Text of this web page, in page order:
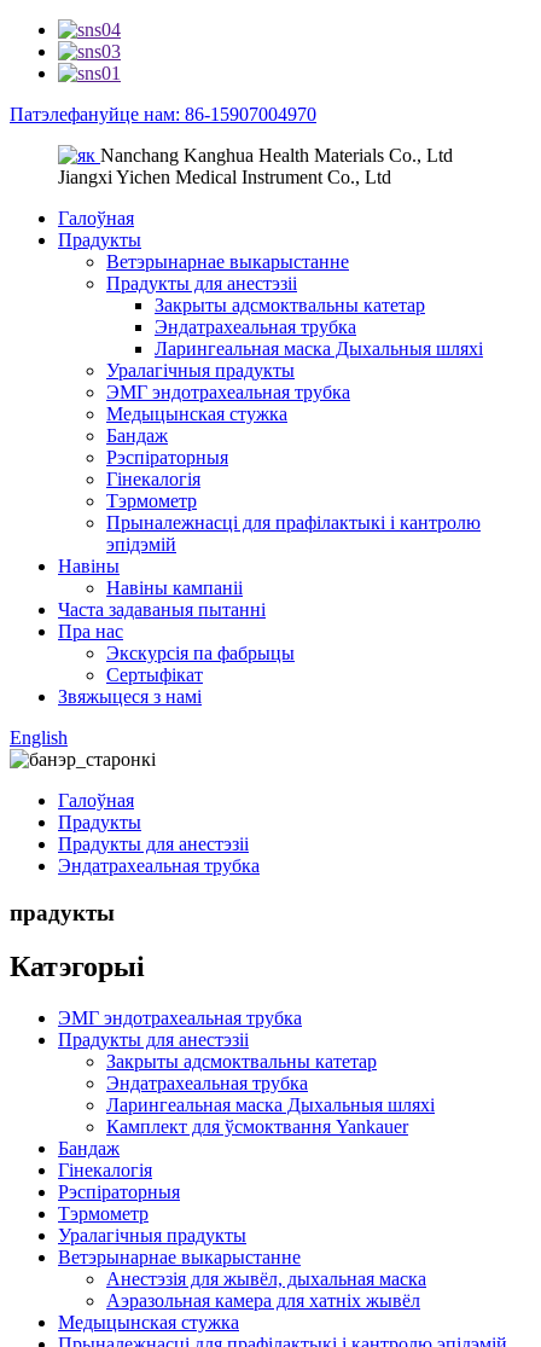
Патэлефануйце нам: 86-15907004970
Nanchang Kanghua Health Materials Co., Ltd
Jiangxi Yichen Medical Instrument Co., Ltd
Галоўная
Прадукты
Ветэрынарнае выкарыстанне
Прадукты для анестэзіі
Закрыты адсмоктвальны катетар
Эндатрахеальная трубка
Ларингеальная маска Дыхальныя шляхі
Уралагічныя прадукты
ЭМГ эндотрахеальная трубка
Медыцынская стужка
Бандаж
Рэспіраторныя
Гінекалогія
Тэрмометр
Прыналежнасці для прафілактыкі і кантролю
эпідэмій
Навіны
Навіны кампаніі
Часта задаваныя пытанні
Пра нас
Экскурсія па фабрыцы
Сертыфікат
Звяжыцеся з намі
English
Галоўная
Прадукты
Прадукты для анестэзіі
Эндатрахеальная трубка
прадукты
Катэгорыі
ЭМГ эндотрахеальная трубка
Прадукты для анестэзіі
Закрыты адсмоктвальны катетар
Эндатрахеальная трубка
Ларингеальная маска Дыхальныя шляхі
Камплект для ўсмоктвання Yankauer
Бандаж
Гінекалогія
Рэспіраторныя
Тэрмометр
Уралагічныя прадукты
Ветэрынарнае выкарыстанне
Анестэзія для жывёл, дыхальная маска
Аэразольная камера для хатніх жывёл
Медыцынская стужка